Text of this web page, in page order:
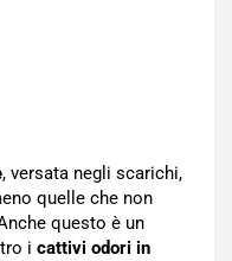
, versata negli scarichi,
quelle che non
questo è un
i cattivi odori in